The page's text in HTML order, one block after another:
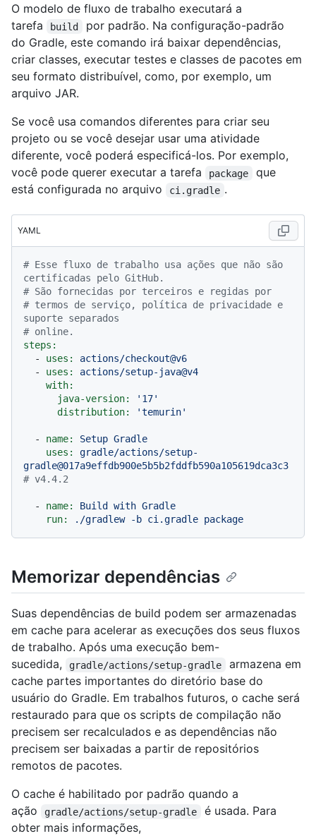
O modelo de fluxo de trabalho executará a
tarefa
build
por padrão. Na configuração-padrão
do Gradle, este comando irá baixar dependências,
criar classes, executar testes e classes de pacotes em
seu formato distribuível, como, por exemplo, um
arquivo JAR.
Se você usa comandos diferentes para criar seu
projeto ou se você desejar usar uma atividade
diferente, você poderá especificá-los. Por exemplo,
você pode querer executar a tarefa
package
que
está configurada no arquivo
ci.gradle .
YAML
# Esse fluxo de trabalho usa ações que não são
certificadas pelo GitHub.
# São fornecidas por terceiros e regidas por
# termos de serviço, política de privacidade e
suporte separados
# online.
steps:
-
uses:
actions/checkout@v6
-
uses:
actions/setup-java@v4
with:
java-version:
'17'
distribution:
'temurin'
- name: Setup Gradle
uses:
gradle/actions/setup-
gradle@017a9effdb900e5b5b2fddfb590a105619dca3c3
# v4.4.2
- name: Build with Gradle
run:
./gradlew -b ci.gradle package
Memorizar dependências
Suas dependências de build podem ser armazenadas
em cache para acelerar as execuções dos seus fluxos
de trabalho. Após uma execução bem-
sucedida,
gradle/actions/setup-gradle
armazena em
cache partes importantes do diretório base do
usuário do Gradle. Em trabalhos futuros, o cache será
restaurado para que os scripts de compilação não
precisem ser recalculados e as dependências não
precisem ser baixadas a partir de repositórios
remotos de pacotes.
O cache é habilitado por padrão quando a
ação
gradle/actions/setup-gradle
é usada. Para
obter mais informações,